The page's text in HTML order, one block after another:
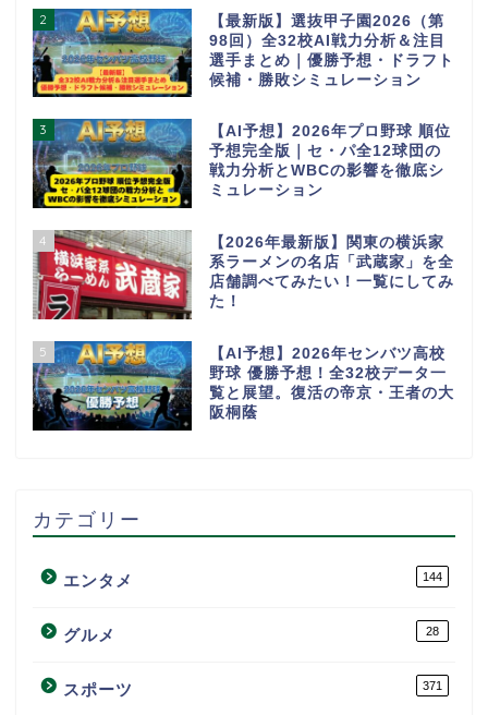
2
【最新版】選抜甲子園2026（第
98回）全32校AI戦力分析＆注目
選手まとめ｜優勝予想・ドラフト
候補・勝敗シミュレーション
3
【AI予想】2026年プロ野球 順位
予想完全版｜セ・パ全12球団の
戦力分析とWBCの影響を徹底シ
ミュレーション
4
【2026年最新版】関東の横浜家
系ラーメンの名店「武蔵家」を全
店舗調べてみたい！一覧にしてみ
た！
5
【AI予想】2026年センバツ高校
野球 優勝予想！全32校データ一
覧と展望。復活の帝京・王者の大
阪桐蔭
カテゴリー
エンタメ 144
グルメ 28
スポーツ 371